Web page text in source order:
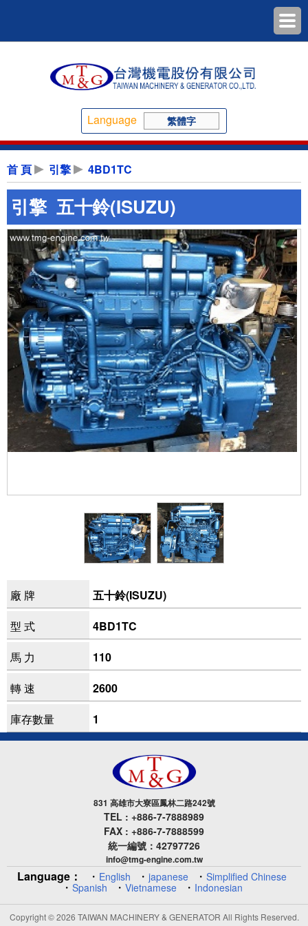
Language 繁體字
首 頁 引擎 4BD1TC
引擎 五十鈴(ISUZU)
廠 牌
五十鈴(ISUZU)
型 式
4BD1TC
馬 力
110
轉 速
2600
庫存數量
1
831 高雄市大寮區鳳林二路242號
TEL : +886-7-7888989
FAX : +886-7-7888599
統一編號：42797726
info@tmg-engine.com.tw
Language： ・ English ・ japanese ・ Simplified Chinese
・ Spanish ・ Vietnamese ・ Indonesian
Copyright © 2026 TAIWAN MACHINERY & GENERATOR All Rights Reserved.